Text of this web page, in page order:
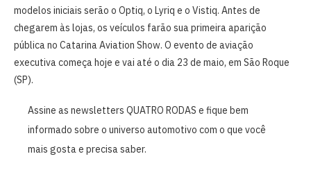
modelos iniciais serão o Optiq, o Lyriq e o Vistiq. Antes de
chegarem às lojas, os veículos farão sua primeira aparição
pública no Catarina Aviation Show. O evento de aviação
executiva começa hoje e vai até o dia 23 de maio, em São Roque
(SP).
Assine as newsletters QUATRO RODAS e fique bem
informado sobre o universo automotivo com o que você
mais gosta e precisa saber.